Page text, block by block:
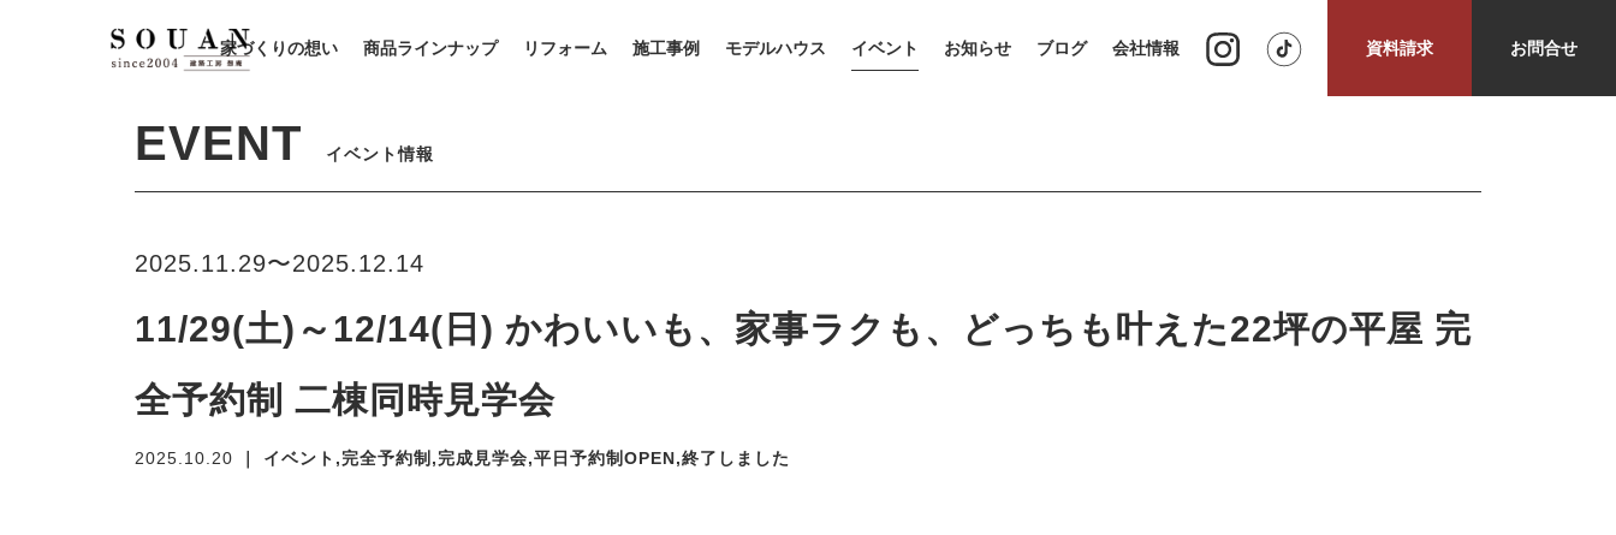
家づくりの想い 商品ラインナップ リフォーム 施工事例 モデルハウス イベント お知らせ ブログ 会社情報 資料請求 お問合せ
EVENT イベント情報
2025.11.29〜2025.12.14
11/29(土)～12/14(日) かわいいも、家事ラクも、どっちも叶えた22坪の平屋 完
全予約制 二棟同時見学会
2025.10.20 ｜ イベント,完全予約制,完成見学会,平日予約制OPEN,終了しました